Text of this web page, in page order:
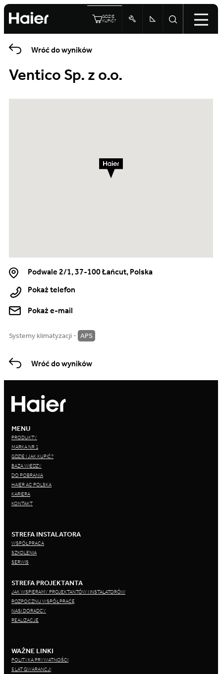
GDZIE
KUPIĆ?
Wróć do wyników
Ventico Sp. z o.o.
Podwale 2/1, 37-100 Łańcut, Polska
Pokaż telefon
Pokaż e-mail
Systemy klimatyzacji - APS
Wróć do wyników
MENU
PRODUKTY
MARKA NR 1
GDZIE I JAK KUPIĆ?
BAZA WIEDZY
DO POBRANIA
HAIER AC POLSKA
KARIERA
KONTAKT
STREFA INSTALATORA
WSPÓŁPRACA
SZKOLENIA
SERWIS
STREFA PROJEKTANTA
JAK WSPIERAMY PROJEKTANTÓW I INSTALATORÓW
ROZPOCZNIJ WSPÓŁPRACĘ
NASI DORADCY
REALIZACJE
WAŻNE LINKI
POLITYKA PRYWATNOŚCI
5 LAT GWARANCJI